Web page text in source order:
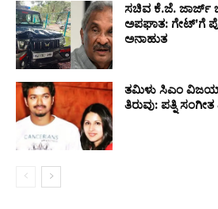
ಸಚಿವ ಕೆ.ಜೆ. ಜಾರ್ಜ್
ಅಪಘಾತ: ಗೇಟ್ʼಗೆ
ಅನಾಹುತ
ತಮಿಳು ಸಿಎಂ ವಿಜಯ್
ತಿರುವು: ಪತ್ನಿ